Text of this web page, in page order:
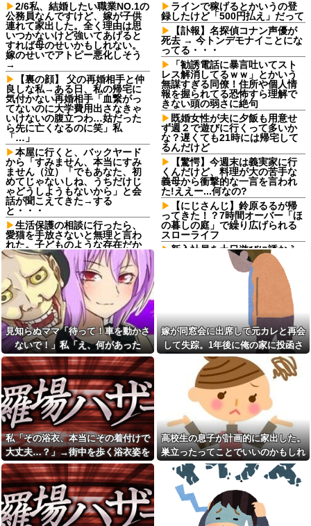
2/6私、結婚したい職業NO.1の
公務員なんですけど、嫁が子供
連れて家出した。全く理由は思
いつかないけど強いてあげると
すれば母のせいかもしれない。
嫁のせいでアトピー悪化しそう
→
【裏の顔】 父の再婚相手と仲
良しな私→ある日、私の帰宅に
気付かない再婚相手「血繋がっ
てないのに大学費用出さなきゃ
いけないの腹立つわ…姑だった
ら先に亡くなるのに笑」私
「…」
本屋に行くと、バックヤード
から「すみません、本当にすみ
ません（泣）「でもあなた、初
めてじゃないしね、うちだけじ
ゃどうしようもないから」と会
話が聞こえてきた→する
と・・・
生活保護の相談に行ったら、
愛猫を手放さないと無理と言わ
れた。子どものような存在だか
ら手放すのは絶対に考えられな
い・・・
4/6私、結婚したい職業NO.1の
公務員なんですけど、嫁が子供
連れて家出した。全く理由は思
いつかないけど強いてあげると
すれば母のせいかもしれない。
嫁のせいでアトピー悪化しそう
→
停車中に二人の子供を乗せた
ヤンママに自転車ぶつけられ
た。ヤンママ「おめーふざけん
なよっ！ぶつかってんじゃねー
よ！弁償してもらうかんな！」...
アラフィフで同い年の友人Ａ
は旦那から突然離婚を突きつけ
られたらしい
彼と初めての夜。私「痛い！
どうしたの？」彼「実は俺、不
能なんだ…」→初めての夜に打
ち明けられた理由が衝撃的で…
母が友人の子供を引き取り姉
になった。でも父だけが姉へ理
不尽な要求ばかり押し付けてい
て…
ラインで稼げるとかいうの登
録したけど「500円払え」だって
【訃報】名探偵コナン声優が
死去 → 今トンデモナイことにな
ってる・・・
「勧誘電話に暴言吐いてスト
レス解消してるｗｗ」とかいう
無謀すぎる同僚！住所や個人情
報を握られてる恐怖すら理解で
きない頭の弱さに絶句
既婚女性が夫に夕飯も用意せ
ず週２で遊びに行くって多いか
な？遅くても21時には帰宅して
るんだけど
【驚愕】今週末は義実家に行
くんだけど、料理が大の苦手な
義母から衝撃的な一言を言われ
た!ええー...何なの?
【にじさんじ】鈴原るるが帰
ってきた！？7時間オーバー「ほ
の暮しの庭」で繰り広げられる
スローライフ
新入社員を土日遊びに誘おう
と思ってるんやけど普通に飲み
とかでええんかな
「アニソン盆祭りで日本の品
格が落ちた」と酷評した元女
優、「あんたが品格を語るのか
よ！」と総ツッコミを食らって
しまい……
隣が着席して音量上げ始めた
時は渾身の「マジか…」が出る
よね他
ホス狂の嬢が金集めに必死な
のが丸分かりだったから「店外
で直に払ったら嬉しい？」って
聞いた結果⇒ｗｗ
【衝撃】嫁のために全て我慢
した結果→家購入計画が「地獄
の一幕」に…その理由が痛すぎ
るｗｗｗ
嫁「間男と再婚したい」俺
「慰謝料を払うなら離婚だ」→
ところが後日「やっぱり戻りた
い」と言い出して…
2/2妻が社内不倫してた。間男
に電話して不倫を認めさせる。
さて、これから汚物らには制裁
見知らぬママ「待って！車を動かさ
ないで！」私「え、何があった
の！？」→慌てて降りると園長先生
が激怒していて…
嫁が同窓会に出席して元カレと再会
して失踪。1年後に俺の家に投函さ
れたものがこれ...
私「その浴衣、本当にその着付けで
大丈夫…？」→街中を歩く浴衣姿を
見て、違和感ばかりが気になってし
まい…
高校生の息子が計画的に家出した。
巣立ったってことでいいのかもしれ
ないけど、なんか割り切れず...